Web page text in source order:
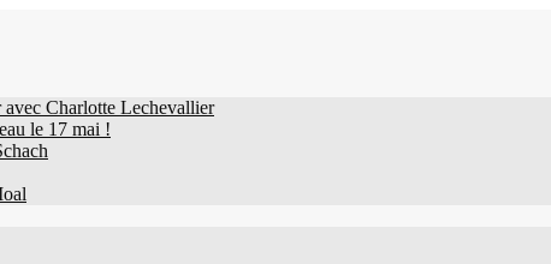
avec Charlotte Lechevallier
le 17 mai !